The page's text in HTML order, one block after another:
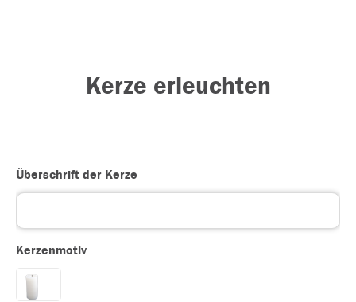
Kerze erleuchten
Überschrift der Kerze
Kerzenmotiv